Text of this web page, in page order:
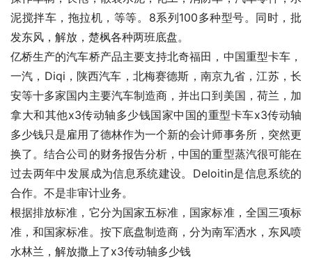
泥搅拌车，拖拉机，等等。8系列100多种型号。同时，批
发东风，解放，楚枫各种两班底盘。
亿桥生产的汽车桥产品主要支持北奇福田，中国重型卡车，
一汽，Diqi，陕西汽车，北梅赛德斯，南京九省，江苏，长
安等十多家国内主要汽车制造商，并出口到美国，荷兰，加
拿大和其他x3传动轴多少钱国家中国的重型卡车x3传动轴
多少钱只是雇用了德林作为一个新的会计师事务所，突然更
换了。结合公司的财务报告分析，中国的重型蒸汽很可能在
过去两年中发展成为信息系统建设。Deloitin是信息系统的
合作。不是非审计业务。
根据排放标准，它分为国家五标准，国家标准，全国三项标
准，和国家标准。按下底盘制造商，分为南军洒水，东风喷
水林兰，解放撒上了x3传动轴多少钱